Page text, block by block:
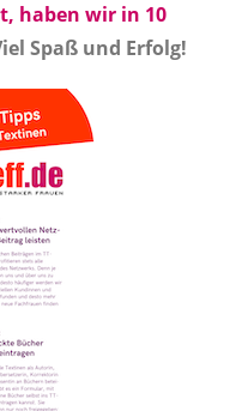
haben wir in 10
Spaß und Erfolg!